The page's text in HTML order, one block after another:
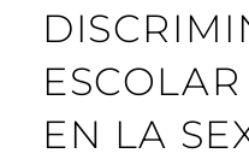
EN LA